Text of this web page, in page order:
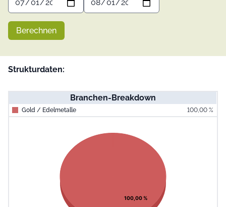
Berechnen
Strukturdaten:
Branchen-Breakdown
Gold / Edelmetalle 100,00 %
Pie chart with 1 slice.
View as data table, Chart
100,00 %